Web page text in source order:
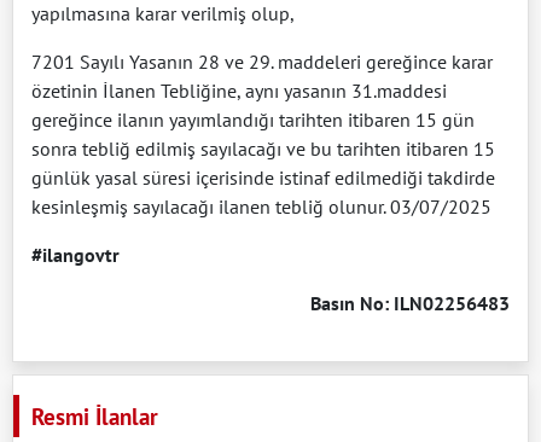
yapılmasına karar verilmiş olup,
7201 Sayılı Yasanın 28 ve 29. maddeleri gereğince karar
özetinin İlanen Tebliğine, aynı yasanın 31.maddesi
gereğince ilanın yayımlandığı tarihten itibaren 15 gün
sonra tebliğ edilmiş sayılacağı ve bu tarihten itibaren 15
günlük yasal süresi içerisinde istinaf edilmediği takdirde
kesinleşmiş sayılacağı ilanen tebliğ olunur. 03/07/2025
#ilangovtr
Basın No: ILN02256483
Resmi İlanlar